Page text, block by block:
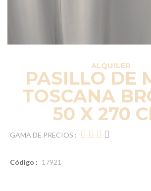
ALQUILER
PASILLO DE
TOSCANA
50 X 270
GAMA DE PRECIOS :
Código : 17921